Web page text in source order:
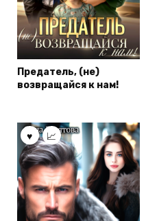
Предатель, (не)
возвращайся к нам!